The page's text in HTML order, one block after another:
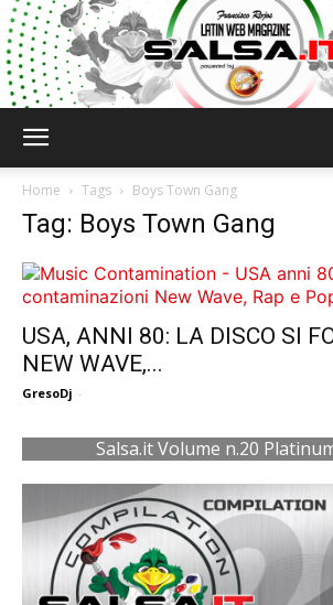
Home Tags Boys Town Gang
Tag: Boys Town Gang
USA, ANNI 80: LA DISCO SI
NEW WAVE,...
GresoDj -
Salsa.it Volume n.20